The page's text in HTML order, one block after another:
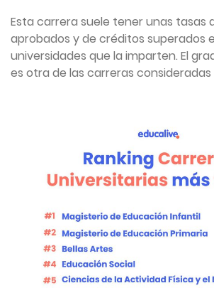
Esta carrera suele tener unas tasas
aprobados y de créditos superados
universidades que la imparten. El
es otra de las carreras consideradas